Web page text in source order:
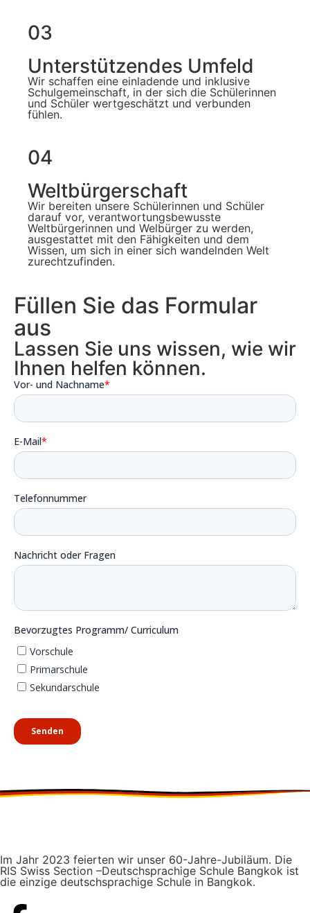
03
Unterstützendes Umfeld
Wir schaffen eine einladende und inklusive
Schulgemeinschaft, in der sich die Schülerinnen
und Schüler wertgeschätzt und verbunden
fühlen.
04
Weltbürgerschaft
Wir bereiten unsere Schülerinnen und Schüler
darauf vor, verantwortungsbewusste
Weltbürgerinnen und Welbürger zu werden,
ausgestattet mit den Fähigkeiten und dem
Wissen, um sich in einer sich wandelnden Welt
zurechtzufinden.
Füllen Sie das Formular
aus
Lassen Sie uns wissen, wie wir
Ihnen helfen können.
Im Jahr 2023 feierten wir unser 60-Jahre-Jubiläum. Die
RIS Swiss Section –Deutschsprachige Schule Bangkok ist
die einzige deutschsprachige Schule in Bangkok.